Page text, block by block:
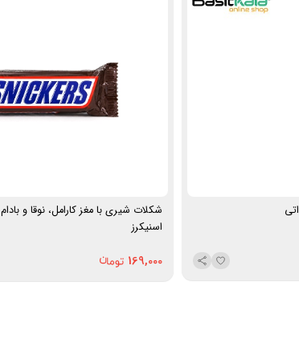
اسنیکرز
169,000